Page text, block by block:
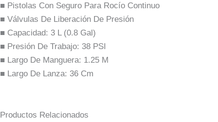
■ Pistolas Con Seguro Para Rocío Continuo
■ Válvulas De Liberación De Presión
■ Capacidad: 3 L (0.8 Gal)
■ Presión De Trabajo: 38 PSI
■ Largo De Manguera: 1.25 M
■ Largo De Lanza: 36 Cm
Productos Relacionados